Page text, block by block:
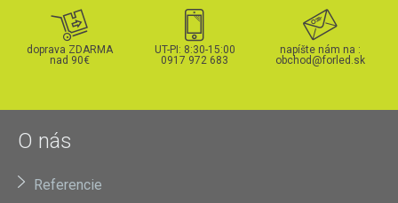
doprava ZDARMA
nad 90€
UT-PI: 8:30-15:00
0917 972 683
napíšte nám na :
obchod@forled.sk
O nás
Referencie